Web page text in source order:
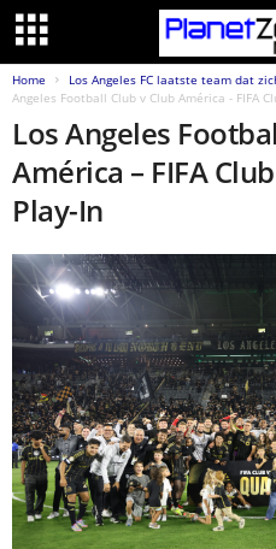
Home Los Angeles FC laatste team dat
Angeles Football Club v Club América - FIFA
Los Angeles
América – FIFA
Play-In